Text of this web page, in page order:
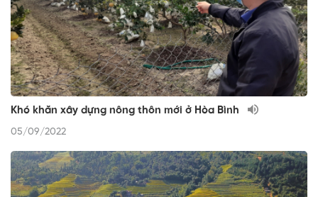
Khó khăn xây dựng nông thôn mới ở Hòa Bình
05/09/2022